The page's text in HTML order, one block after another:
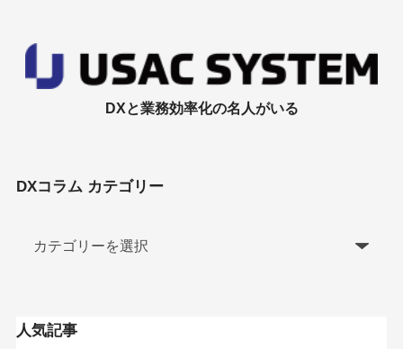
DXと業務効率化の名人がいる
DXコラム カテゴリー
人気記事